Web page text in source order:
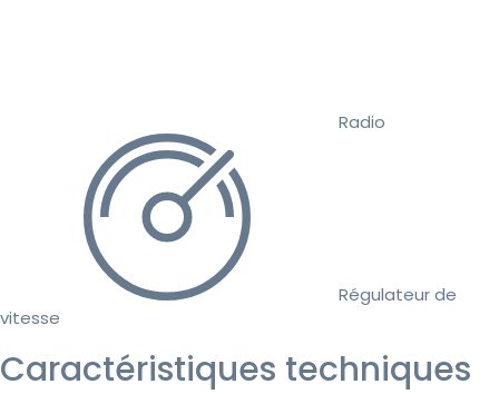
Radio
Régulateur de
vitesse
Caractéristiques techniques